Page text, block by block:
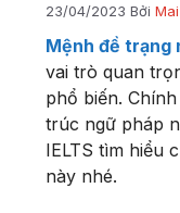
Từ vựng
Ngữ pháp
Tài liệu
23/04/2023 Bởi
Mệnh đề trạng
vai trò quan
phổ biến.
trúc ngữ pháp
IELTS tìm hiểu
này nhé.